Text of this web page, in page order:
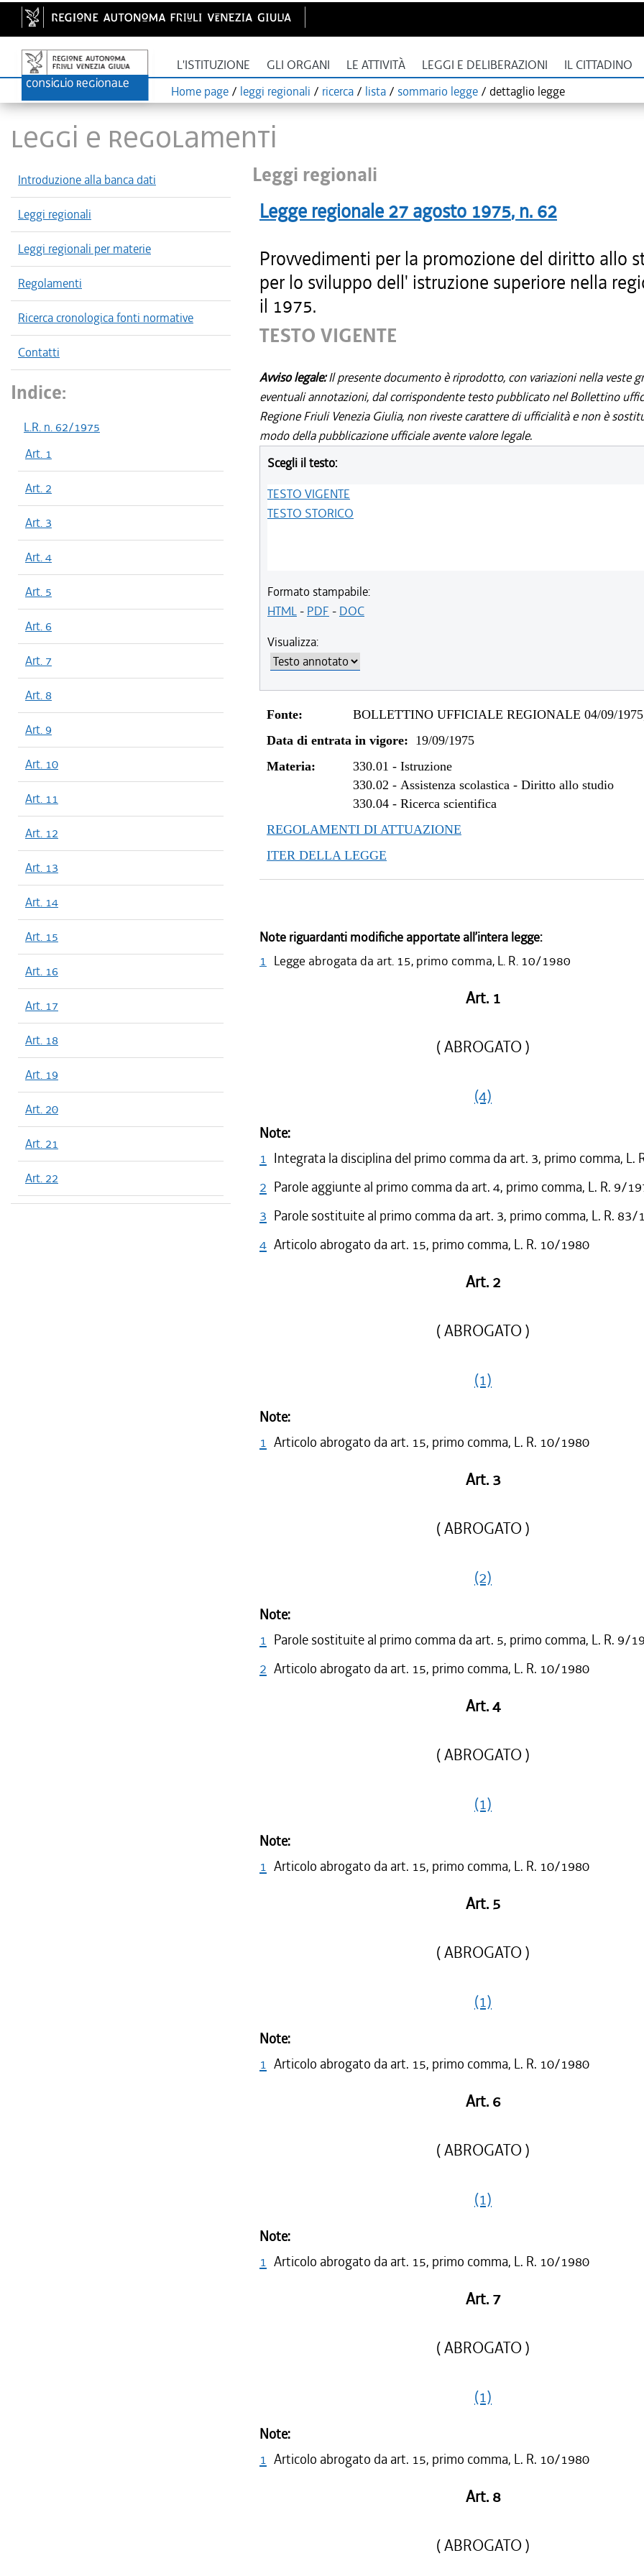
L'ISTITUZIONE GLI ORGANI LE ATTIVITÀ LEGGI E DELIBERAZIONI IL CITTADINO
Home page / leggi regionali / ricerca / lista / sommario legge / dettaglio legge
LEGGI E REGOLAMENTI
Introduzione alla banca dati
Leggi regionali
Leggi regionali per materie
Regolamenti
Ricerca cronologica fonti normative
Contatti
Indice:
L.R. n. 62/1975
Art. 1
Art. 2
Art. 3
Art. 4
Art. 5
Art. 6
Art. 7
Art. 8
Art. 9
Art. 10
Art. 11
Art. 12
Art. 13
Art. 14
Art. 15
Art. 16
Art. 17
Art. 18
Art. 19
Art. 20
Art. 21
Art. 22
Leggi regionali
Legge regionale 27 agosto 1975, n. 62
Provvedimenti per la promozione del diritto allo
per lo sviluppo dell' istruzione superiore nella
il 1975.
TESTO VIGENTE
Avviso legale:Il presente documento è riprodotto, con variazioni nella veste
eventuali annotazioni, dal corrispondente testo pubblicato nel Bollettino
Regione Friuli Venezia Giulia, non riveste carattere di ufficialità e non è
modo della pubblicazione ufficiale avente valore legale.
Scegli il testo:
TESTO VIGENTE
TESTO STORICO
Formato stampabile:
HTML- PDF - DOC
Visualizza:
Fonte:
BOLLETTINO UFFICIALE REGIONALE 04/09/
Data di entrata in vigore: 19/09/1975
Materia:
330.01 -Istruzione
330.02 -Assistenza scolastica - Diritto allo studio
330.04 -Ricerca scientifica
REGOLAMENTI DI ATTUAZIONE
ITER DELLA LEGGE
Note riguardanti modifiche apportate all’intera legge:
1 Legge abrogata da art. 15, primo comma, L. R. 10/1980
Art. 1
( ABROGATO )
(4)
Note:
1 Integrata la disciplina del primo comma da art. 3, primo comma, L.
2 Parole aggiunte al primo comma da art. 4, primo comma, L. R. 9/
3 Parole sostituite al primo comma da art. 3, primo comma, L. R. 83/
4 Articolo abrogato da art. 15, primo comma, L. R. 10/1980
Art. 2
( ABROGATO )
(1)
Note:
1 Articolo abrogato da art. 15, primo comma, L. R. 10/1980
Art. 3
( ABROGATO )
(2)
Note:
1 Parole sostituite al primo comma da art. 5, primo comma, L. R. 9/
2 Articolo abrogato da art. 15, primo comma, L. R. 10/1980
Art. 4
( ABROGATO )
(1)
Note:
1 Articolo abrogato da art. 15, primo comma, L. R. 10/1980
Art. 5
( ABROGATO )
(1)
Note:
1 Articolo abrogato da art. 15, primo comma, L. R. 10/1980
Art. 6
( ABROGATO )
(1)
Note:
1 Articolo abrogato da art. 15, primo comma, L. R. 10/1980
Art. 7
( ABROGATO )
(1)
Note:
1 Articolo abrogato da art. 15, primo comma, L. R. 10/1980
Art. 8
( ABROGATO )